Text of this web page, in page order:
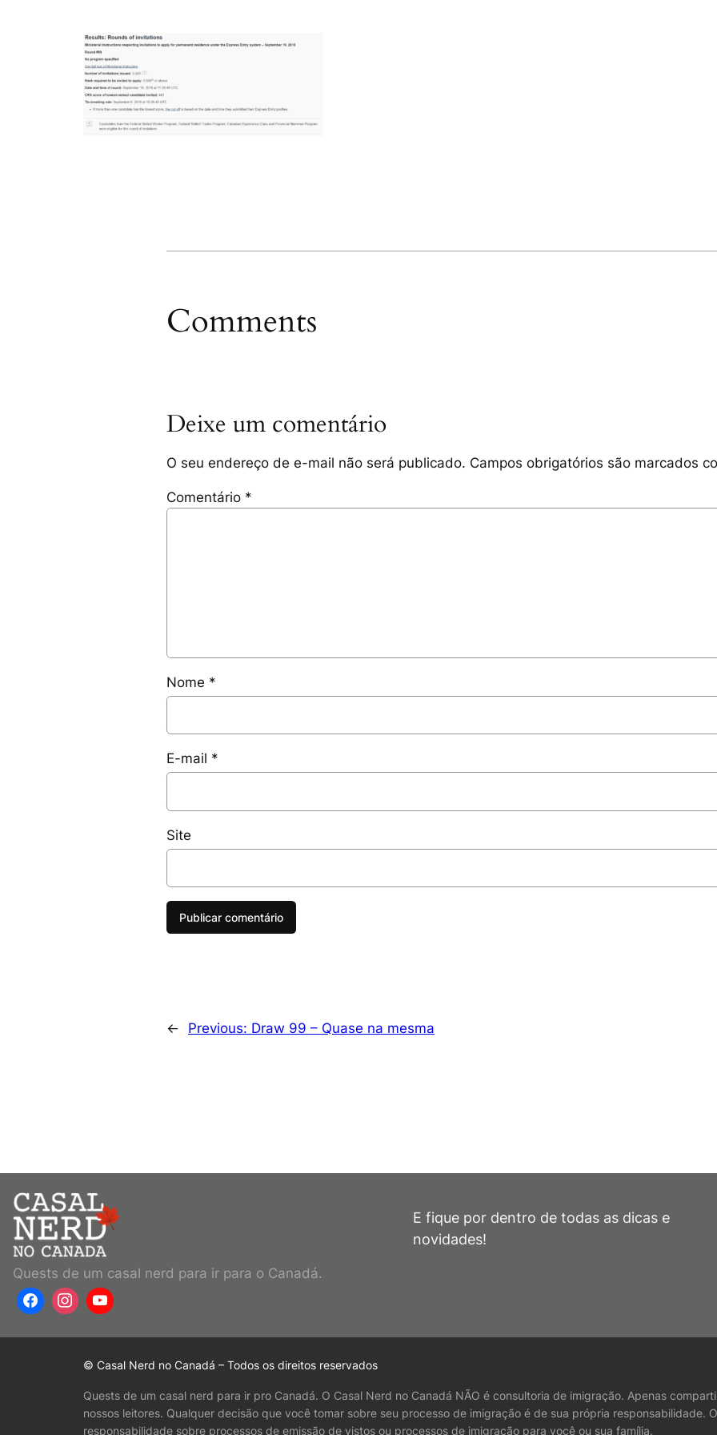
Comments
Deixe um comentário
O seu endereço de e-mail não será publicado. Campos obrigatórios são marcados
Comentário *
Nome *
E-mail *
Site
← Previous: Draw 99 – Quase na mesma
Quests de um casal nerd para ir para o Canadá.
E fique por dentro de todas as dicas e
novidades!
© Casal Nerd no Canadá – Todos os direitos reservados
Quests de um casal nerd para ir pro Canadá. O Casal Nerd no Canadá NÃO é consultoria de imigração. Apenas
nossos leitores. Qualquer decisão que você tomar sobre seu processo de imigração é de sua própria responsabilidade.
responsabilidade sobre processos de emissão de vistos ou processos de imigração para você ou sua família.